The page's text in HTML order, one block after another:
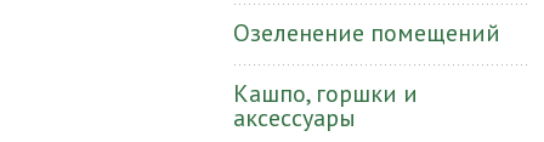
Озеленение помещений
Кашпо, горшки и
аксессуары